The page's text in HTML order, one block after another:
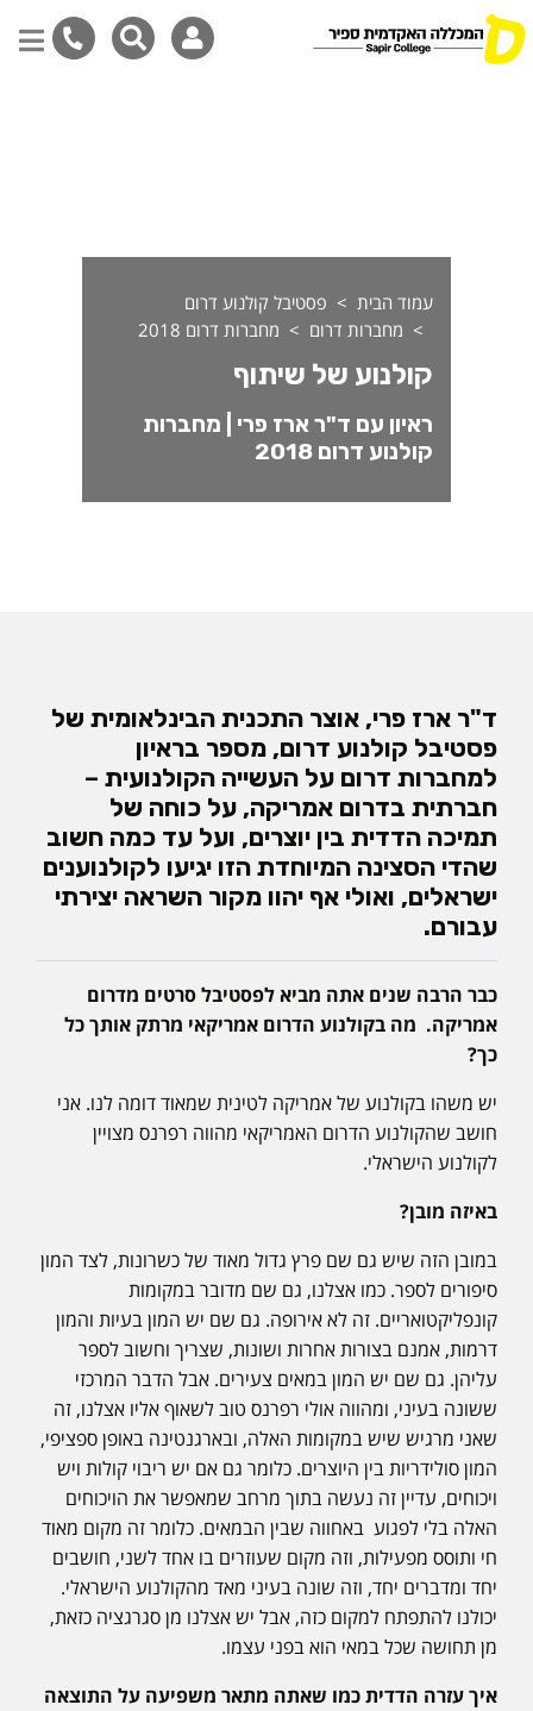
עמוד הבית
פסטיבל קולנוע דרום
מחברות דרום
מחברות דרום 2018
קולנוע של שיתוף
ראיון עם ד"ר ארז פרי | מחברות
קולנוע דרום 2018
ד"ר ארז פרי, אוצר התכנית הבינלאומית של
פסטיבל קולנוע דרום, מספר בראיון
למחברות דרום על העשייה הקולנועית –
חברתית בדרום אמריקה, על כוחה של
תמיכה הדדית בין יוצרים, ועל עד כמה חשוב
שהדי הסצינה המיוחדת הזו יגיעו לקולנוענים
ישראלים, ואולי אף יהוו מקור השראה יצירתי
עבורם.
כבר הרבה שנים אתה מביא לפסטיבל סרטים מדרום
אמריקה. מה בקולנוע הדרום אמריקאי מרתק אותך כל
כך?
יש משהו בקולנוע של אמריקה לטינית שמאוד דומה לנו. אני
חושב שהקולנוע הדרום האמריקאי מהווה רפרנס מצויין
לקולנוע הישראלי.
באיזה מובן?
במובן הזה שיש גם שם פרץ גדול מאוד של כשרונות, לצד המון
סיפורים לספר. כמו אצלנו, גם שם מדובר במקומות
קונפליקטואריים. זה לא אירופה. גם שם יש המון בעיות והמון
דרמות, אמנם בצורות אחרות ושונות, שצריך וחשוב לספר
עליהן. גם שם יש המון במאים צעירים. אבל הדבר המרכזי
ששונה בעיני, ומהווה אולי רפרנס טוב לשאוף אליו אצלנו, זה
שאני מרגיש שיש במקומות האלה, ובארגנטינה באופן ספציפי,
המון סולידריות בין היוצרים. כלומר גם אם יש ריבוי קולות ויש
ויכוחים, עדיין זה נעשה בתוך מרחב שמאפשר את הויכוחים
האלה בלי לפגוע באחווה שבין הבמאים. כלומר זה מקום מאוד
חי ותוסס מפעילות, וזה מקום שעוזרים בו אחד לשני, חושבים
יחד ומדברים יחד, וזה שונה בעיני מאד מהקולנוע הישראלי.
יכולנו להתפתח למקום כזה, אבל יש אצלנו מן סגרגציה כזאת,
מן תחושה שכל במאי הוא בפני עצמו.
איך עזרה הדדית כמו שאתה מתאר משפיעה על התוצאה